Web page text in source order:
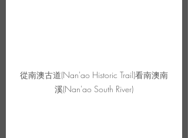
從南澳古道(Nan'ao Historic Trail)看南澳南
溪(Nan'ao South River)